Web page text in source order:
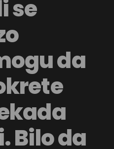
se
da
Bilo da